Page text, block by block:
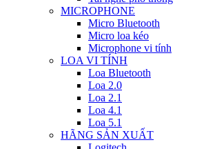
MICROPHONE
Micro Bluetooth
Micro loa kéo
Microphone vi tính
LOA VI TÍNH
Loa Bluetooth
Loa 2.0
Loa 2.1
Loa 4.1
Loa 5.1
HÃNG SẢN XUẤT